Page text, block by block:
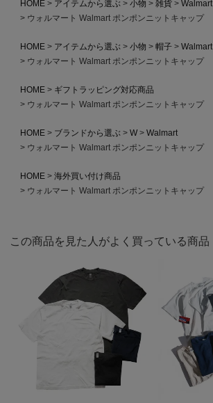
HOME アイテムから選ぶ 小物 雑貨
Walmart
ウォルマート Walmart ポンポンニットキャップ
HOME アイテムから選ぶ 小物 帽子
Walmart
ウォルマート Walmart ポンポンニットキャップ
HOME
ギフトラッピング対応商品
ウォルマート Walmart ポンポンニットキャップ
HOME ブランドから選ぶ W
Walmart
ウォルマート Walmart ポンポンニットキャップ
HOME
海外買い付け商品
ウォルマート Walmart ポンポンニットキャップ
この商品を見た人がよく買っている商品